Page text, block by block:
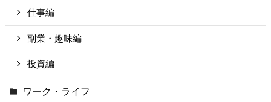
仕事編
副業・趣味編
投資編
ワーク・ライフ